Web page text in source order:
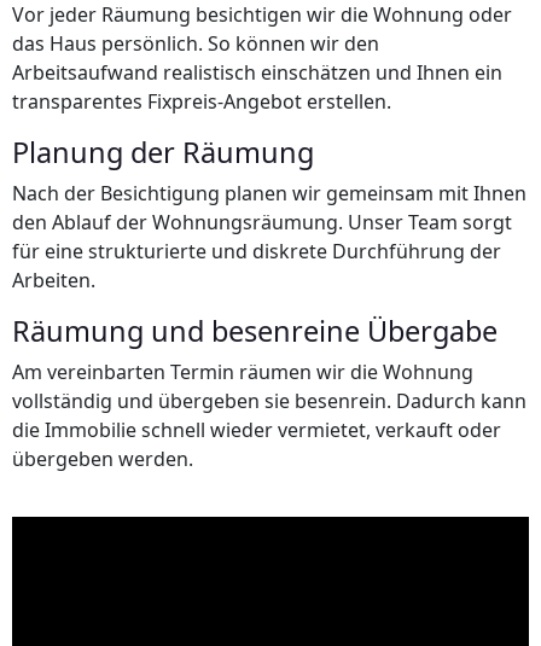
Vor jeder Räumung besichtigen wir die Wohnung oder
das Haus persönlich. So können wir den
Arbeitsaufwand realistisch einschätzen und Ihnen ein
transparentes Fixpreis-Angebot erstellen.
Planung der Räumung
Nach der Besichtigung planen wir gemeinsam mit Ihnen
den Ablauf der Wohnungsräumung. Unser Team sorgt
für eine strukturierte und diskrete Durchführung der
Arbeiten.
Räumung und besenreine Übergabe
Am vereinbarten Termin räumen wir die Wohnung
vollständig und übergeben sie besenrein. Dadurch kann
die Immobilie schnell wieder vermietet, verkauft oder
übergeben werden.